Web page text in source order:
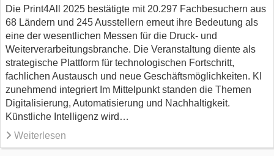
Die Print4All 2025 bestätigte mit 20.297 Fachbesuchern aus
68 Ländern und 245 Ausstellern erneut ihre Bedeutung als
eine der wesentlichen Messen für die Druck- und
Weiterverarbeitungsbranche. Die Veranstaltung diente als
strategische Plattform für technologischen Fortschritt,
fachlichen Austausch und neue Geschäftsmöglichkeiten. KI
zunehmend integriert Im Mittelpunkt standen die Themen
Digitalisierung, Automatisierung und Nachhaltigkeit.
Künstliche Intelligenz wird…
Weiterlesen